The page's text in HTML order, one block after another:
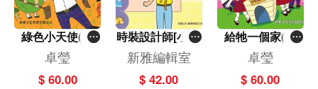
建議閲讀年齡：6歲或以上
圖書分類：兒童圖書·知識類圖書
綠色小天使(7)
[鬥嘴一班]
卓瑩
$ 60.00
時裝設計師[小小
夢想家貼紙遊戲
書]
新雅編輯室
$ 42.00
給牠一個家(6)
[鬥嘴一班]
卓瑩
$ 60.00